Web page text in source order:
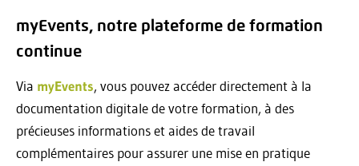
myEvents, notre plateforme de formation
continue
Via myEvents, vous pouvez accéder directement à la
documentation digitale de votre formation, à des
précieuses informations et aides de travail
complémentaires pour assurer une mise en pratique